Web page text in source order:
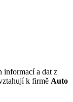
informací a dat z
k firmě Auto